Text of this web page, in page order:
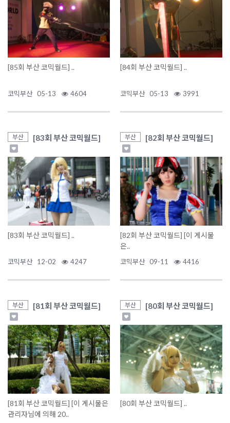
[85회 부산 코믹월드] ..
코믹부산 05-13 4604
[84회 부산 코믹월드] ..
코믹부산 05-13 3991
부산 [83회 부산 코믹월드]
[83회 부산 코믹월드] ..
코믹부산 12-02 4247
부산 [82회 부산 코믹월드]
[82회 부산 코믹월드] [이 게시물
은..
코믹부산 09-11 4416
부산 [81회 부산 코믹월드]
[81회 부산 코믹월드] [이 게시물은
관리자님에 의해 20..
부산 [80회 부산 코믹월드]
[80회 부산 코믹월드] ..